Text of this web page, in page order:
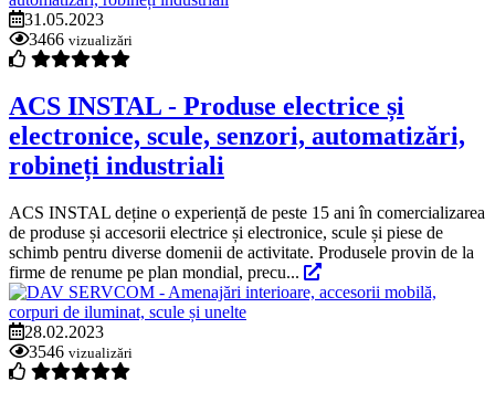
31.05.2023
3466 vizualizări
ACS INSTAL - Produse electrice și
electronice, scule, senzori, automatizări,
robineți industriali
ACS INSTAL deține o experiență de peste 15 ani în comercializarea
de produse și accesorii electrice și electronice, scule și piese de
schimb pentru diverse domenii de activitate. Produsele provin de la
firme de renume pe plan mondial, precu...
28.02.2023
3546 vizualizări